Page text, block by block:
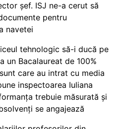
șef. ISJ ne-a cerut să
pentru
navetei
tehnologic să-i ducă pe
un Bacalaureat de 100%
care au intrat cu media
inspectoarea Iuliana
trebuie măsurată și
se angajează